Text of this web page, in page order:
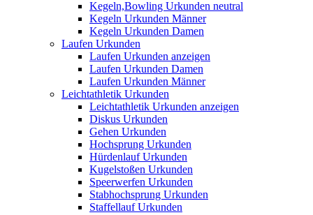
Kegeln,Bowling Urkunden neutral
Kegeln Urkunden Männer
Kegeln Urkunden Damen
Laufen Urkunden
Laufen Urkunden anzeigen
Laufen Urkunden Damen
Laufen Urkunden Männer
Leichtathletik Urkunden
Leichtathletik Urkunden anzeigen
Diskus Urkunden
Gehen Urkunden
Hochsprung Urkunden
Hürdenlauf Urkunden
Kugelstoßen Urkunden
Speerwerfen Urkunden
Stabhochsprung Urkunden
Staffellauf Urkunden